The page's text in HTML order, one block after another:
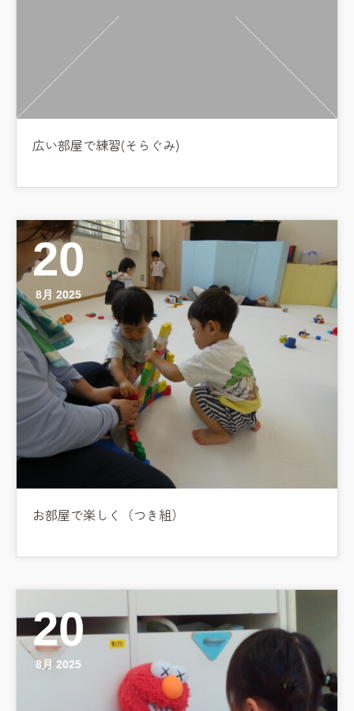
広い部屋で練習(そらぐみ)
20
8月 2025
お部屋で楽しく（つき組）
20
8月 2025